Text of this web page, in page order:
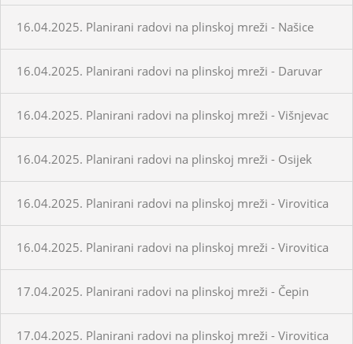
16.04.2025. Planirani radovi na plinskoj mreži - Našice
16.04.2025. Planirani radovi na plinskoj mreži - Daruvar
16.04.2025. Planirani radovi na plinskoj mreži - Višnjevac
16.04.2025. Planirani radovi na plinskoj mreži - Osijek
16.04.2025. Planirani radovi na plinskoj mreži - Virovitica
16.04.2025. Planirani radovi na plinskoj mreži - Virovitica
17.04.2025. Planirani radovi na plinskoj mreži - Čepin
17.04.2025. Planirani radovi na plinskoj mreži - Virovitica